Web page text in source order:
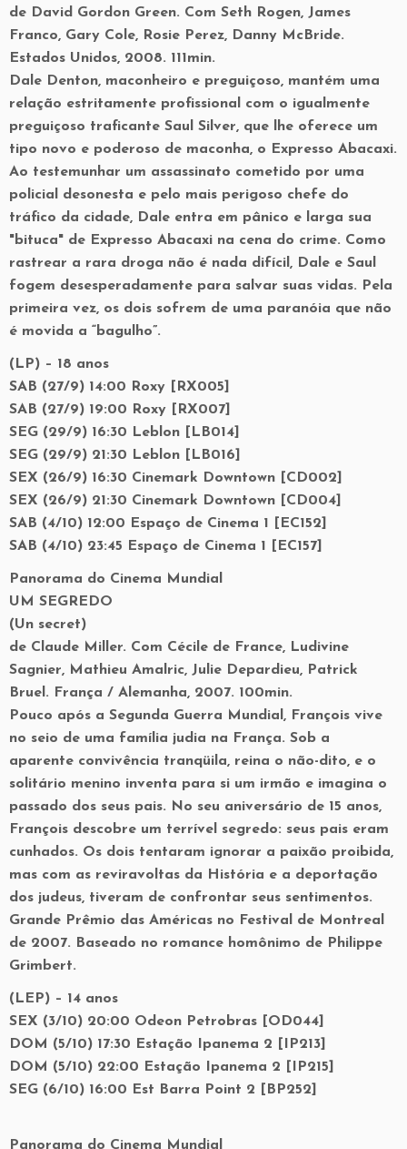
de David Gordon Green. Com Seth Rogen, James
Franco, Gary Cole, Rosie Perez, Danny McBride.
Estados Unidos, 2008. 111min.
Dale Denton, maconheiro e preguiçoso, mantém uma
relação estritamente profissional com o igualmente
preguiçoso traficante Saul Silver, que lhe oferece um
tipo novo e poderoso de maconha, o Expresso Abacaxi.
Ao testemunhar um assassinato cometido por uma
policial desonesta e pelo mais perigoso chefe do
tráfico da cidade, Dale entra em pânico e larga sua
"bituca" de Expresso Abacaxi na cena do crime. Como
rastrear a rara droga não é nada difícil, Dale e Saul
fogem desesperadamente para salvar suas vidas. Pela
primeira vez, os dois sofrem de uma paranóia que não
é movida a “bagulho”.
(LP) – 18 anos
SAB (27/9) 14:00 Roxy [RX005]
SAB (27/9) 19:00 Roxy [RX007]
SEG (29/9) 16:30 Leblon [LB014]
SEG (29/9) 21:30 Leblon [LB016]
SEX (26/9) 16:30 Cinemark Downtown [CD002]
SEX (26/9) 21:30 Cinemark Downtown [CD004]
SAB (4/10) 12:00 Espaço de Cinema 1 [EC152]
SAB (4/10) 23:45 Espaço de Cinema 1 [EC157]
Panorama do Cinema Mundial
UM SEGREDO
(Un secret)
de Claude Miller. Com Cécile de France, Ludivine
Sagnier, Mathieu Amalric, Julie Depardieu, Patrick
Bruel. França / Alemanha, 2007. 100min.
Pouco após a Segunda Guerra Mundial, François vive
no seio de uma família judia na França. Sob a
aparente convivência tranqüila, reina o não-dito, e o
solitário menino inventa para si um irmão e imagina o
passado dos seus pais. No seu aniversário de 15 anos,
François descobre um terrível segredo: seus pais eram
cunhados. Os dois tentaram ignorar a paixão proibida,
mas com as reviravoltas da História e a deportação
dos judeus, tiveram de confrontar seus sentimentos.
Grande Prêmio das Américas no Festival de Montreal
de 2007. Baseado no romance homônimo de Philippe
Grimbert.
(LEP) – 14 anos
SEX (3/10) 20:00 Odeon Petrobras [OD044]
DOM (5/10) 17:30 Estação Ipanema 2 [IP213]
DOM (5/10) 22:00 Estação Ipanema 2 [IP215]
SEG (6/10) 16:00 Est Barra Point 2 [BP252]
Panorama do Cinema Mundial